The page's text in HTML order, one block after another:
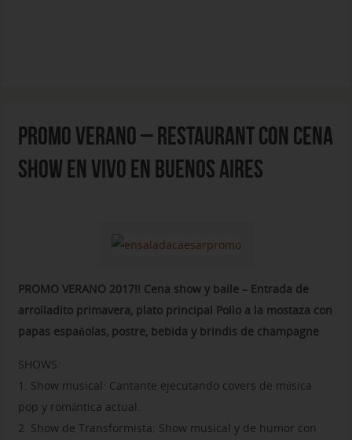
PROMO VERANO – RESTAURANT CON CENA
SHOW EN VIVO EN BUENOS AIRES
PROMO VERANO 2017!! Cena show y baile – Entrada de
arrolladito primavera, plato principal Pollo a la mostaza con
papas españolas, postre, bebida y brindis de champagne
SHOWS:
1. Show musical: Cantante ejecutando covers de música
pop y romántica actual.
2. Show de Transformista: Show musical y de humor con